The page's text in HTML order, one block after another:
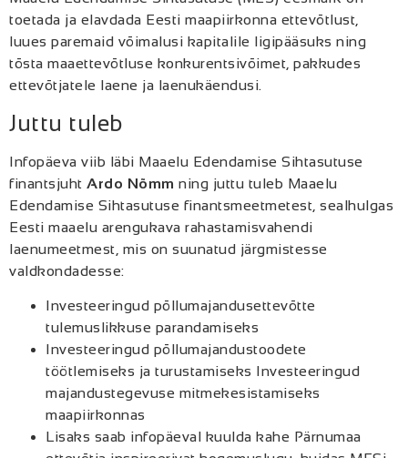
toetada ja elavdada Eesti maapiirkonna ettevõtlust,
luues paremaid võimalusi kapitalile ligipääsuks ning
tõsta maaettevõtluse konkurentsivõimet, pakkudes
ettevõtjatele laene ja laenukäendusi.
Juttu tuleb
Infopäeva viib läbi Maaelu Edendamise Sihtasutuse
finantsjuht Ardo Nõmm ning juttu tuleb Maaelu
Edendamise Sihtasutuse finantsmeetmetest, sealhulgas
Eesti maaelu arengukava rahastamisvahendi
laenumeetmest, mis on suunatud järgmistesse
valdkondadesse:
Investeeringud põllumajandusettevõtte
tulemuslikkuse parandamiseks
Investeeringud põllumajandustoodete
töötlemiseks ja turustamiseks Investeeringud
majandustegevuse mitmekesistamiseks
maapiirkonnas
Lisaks saab infopäeval kuulda kahe Pärnumaa